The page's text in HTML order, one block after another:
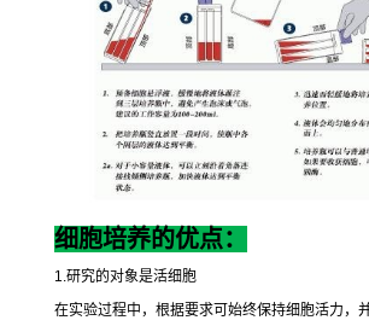
细胞培养的优点：
1.研究的对象是活细胞
在实验过程中，根据要求可始终保持细胞活力，